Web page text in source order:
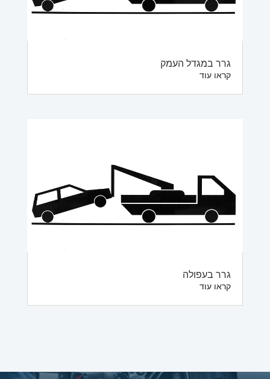
גרר במגדל העמק
קראו עוד
גרר בעפולה
קראו עוד